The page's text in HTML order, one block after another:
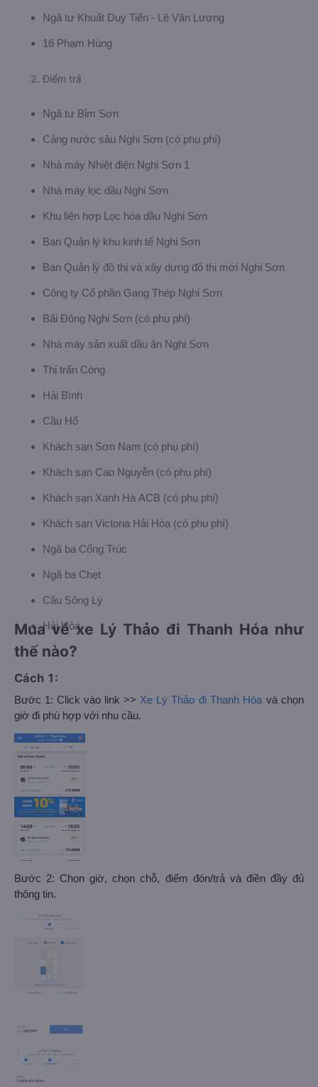
Ngã tư Khuất Duy Tiến - Lê Văn Lương
16 Phạm Hùng
Điểm trả
Ngã tư Bỉm Sơn
Cảng nước sâu Nghi Sơn (có phụ phí)
Nhà máy Nhiệt điện Nghi Sơn 1
Nhà máy lọc dầu Nghi Sơn
Khu liên hợp Lọc hóa dầu Nghi Sơn
Ban Quản lý khu kinh tế Nghi Sơn
Ban Quản lý đô thị và xây dựng đô thị mới Nghi Sơn
Công ty Cổ phần Gang Thép Nghi Sơn
Bãi Đông Nghi Sơn (có phụ phí)
Nhà máy sản xuất dầu ăn Nghi Sơn
Thị trấn Còng
Hải Bình
Cầu Hổ
Khách sạn Sơn Nam (có phụ phí)
Khách sạn Cao Nguyễn (có phụ phí)
Khách sạn Xanh Hà ACB (có phụ phí)
Khách sạn Victoria Hải Hòa (có phụ phí)
Ngã ba Cống Trúc
Ngã ba Chẹt
Cầu Sông Lý
Hải Hòa
Mua vé xe Lý Thảo đi Thanh Hóa như
thế nào?
Cách 1:
Bước 1: Click vào link >> Xe Lý Thảo đi Thanh Hóavà chọn
giờ đi phù hợp với nhu cầu.
Bước 2: Chọn giờ, chọn chỗ, điểm đón/trả và điền đầy đủ
thông tin.